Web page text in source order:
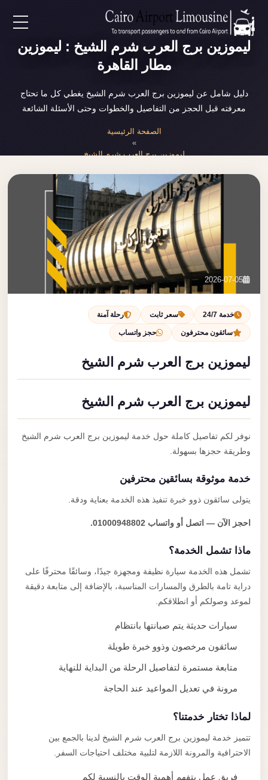
AR
خدمات المطار
نحن
بنا
احجز الآن
ليموزين برج العرب شرم الشيخ : ليموزين
مطار القاهرة
دليل شامل عن ليموزين برج العرب شرم الشيخ يغطي كل ما تحتاج
معرفته قبل الحجز من التفاصيل والخطوات وحتى الأسئلة الشائعة
الصفحة الرئيسية
ليموزين برج العرب شرم الشيخ
2026-07-05
خدمة 24/7 سعر ثابت رحلة آمنة
سائقون محترفون حجز واتساب
ليموزين برج العرب شرم الشيخ
ليموزين برج العرب شرم الشيخ
نوفر لكم تفاصيل كاملة حول خدمة ليموزين برج العرب شرم الشيخ
وطريقة حجزها بسهولة.
خدمة موثوقة بسائقين محترفين
يتولى سائقون ذوو خبرة تنفيذ هذه الخدمة بعناية ودقة.
احجز الآن — اتصل أو واتساب 01000948802.
ماذا تشمل الخدمة؟
تشمل هذه الخدمة سيارة نظيفة ومجهزة جيدًا، وسائقًا محترفًا على
دراية تامة بالطرق والمسارات المناسبة، بالإضافة إلى متابعة دقيقة
لموعد وصولكم أو انطلاقكم.
سيارات حديثة يتم صيانتها بانتظام
سائقون مرخصون وذوو خبرة طويلة
متابعة مستمرة لتفاصيل الرحلة من البداية للنهاية
مرونة في تعديل المواعيد عند الحاجة
لماذا تختار خدمتنا؟
تتميز خدمة ليموزين برج العرب شرم الشيخ لدينا بالجمع بين
الاحترافية والمرونة اللازمة لتلبية مختلف احتياجات السفر.
فريق عمل يتفهم أهمية الوقت بالنسبة لكم